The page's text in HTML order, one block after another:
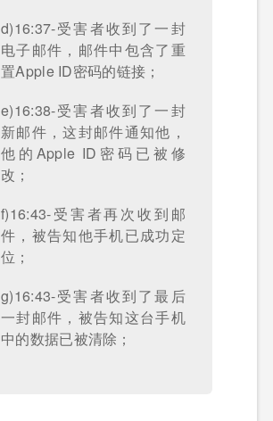
d)16:37-受害者收到了一封
电子邮件，邮件中包含了重
置Apple ID密码的链接；
e)16:38-受害者收到了一封
新邮件，这封邮件通知他，
他的Apple ID密码已被修
改；
f)16:43-受害者再次收到邮
件，被告知他手机已成功定
位；
g)16:43-受害者收到了最后
一封邮件，被告知这台手机
中的数据已被清除；